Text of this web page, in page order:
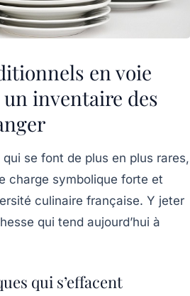
en voie
inventaire des
se font de plus en plus rares,
charge symbolique forte et
culinaire française. Y jeter
qui tend aujourd’hui à
qui s’effacent